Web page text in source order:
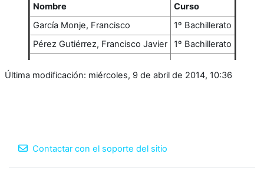
Nombre
Curso
García Monje, Francisco
1º Bachillerato
Pérez Gutiérrez, Francisco Javier
1º Bachillerato
Última modificación: miércoles, 9 de abril de 2014, 10:36
Contactar con el soporte del sitio